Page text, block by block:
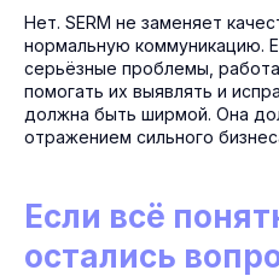
Нет. SERM не заменяет
нормальную коммуникацию.
серьёзные проблемы,
помогать их выявлять и
должна быть ширмой. Она
отражением сильного
Если всё
остались